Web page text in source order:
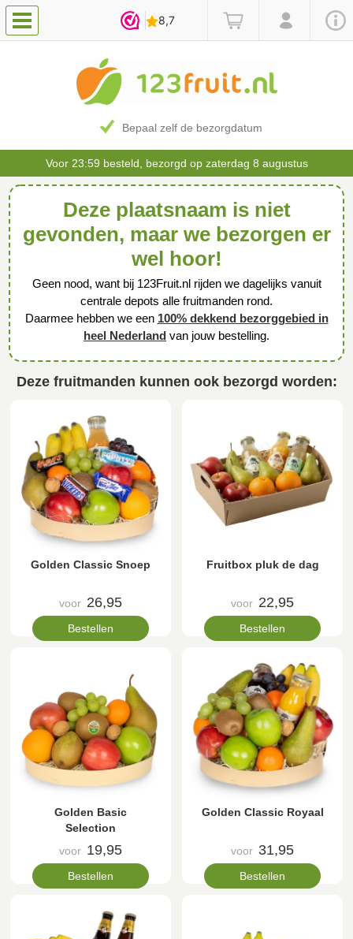
Bepaal zelf de bezorgdatum
Voor 23:59 besteld, bezorgd op zaterdag 8 augustus
Deze plaatsnaam is niet
gevonden, maar we bezorgen er
wel hoor!
Geen nood, want bij 123Fruit.nl rijden we dagelijks vanuit
centrale depots alle fruitmanden rond.
Daarmee hebben we een 100% dekkend bezorggebied in
heel Nederland van jouw bestelling.
Deze fruitmanden kunnen ook bezorgd worden:
Golden Classic Snoep
voor 26,95
Bestellen
Fruitbox pluk de dag
voor 22,95
Bestellen
Golden Basic
Selection
voor 19,95
Bestellen
Golden Classic Royaal
voor 31,95
Bestellen